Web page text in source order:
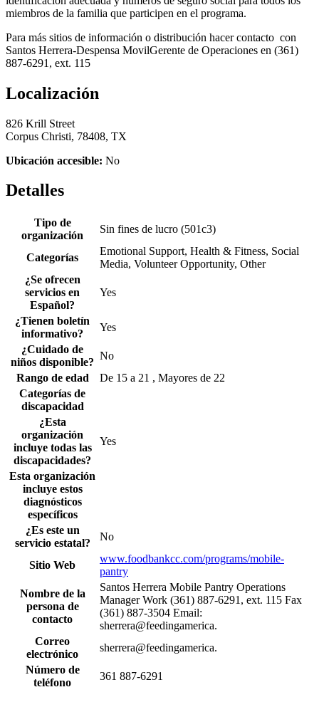
miembros de la familia que participen en el programa.
Para más sitios de información o distribución hacer contacto con
Santos Herrera-Despensa MovilGerente de Operaciones en (361)
887-6291, ext. 115
Localización
826 Krill Street
Corpus Christi, 78408, TX
Ubicación accesible: No
Detalles
Tipo de
organización
Sin fines de lucro (501c3)
Categorías
Emotional Support, Health & Fitness, Social
Media, Volunteer Opportunity, Other
¿Se ofrecen
servicios en
Español?
Yes
¿Tienen boletín
informativo?
Yes
¿Cuidado de
niños disponible?
No
Rango de edad
De 15 a 21 , Mayores de 22
Categorías de
discapacidad
¿Esta
organización
incluye todas las
discapacidades?
Yes
Esta organización
incluye estos
diagnósticos
específicos
¿Es este un
servicio estatal?
No
Sitio Web
www.foodbankcc.com/programs/mobile-
pantry
Nombre de la
persona de
contacto
Santos Herrera Mobile Pantry Operations
Manager Work (361) 887-6291, ext. 115 Fax
(361) 887-3504 Email:
sherrera@feedingamerica.
Correo
electrónico
sherrera@feedingamerica.
Número de
teléfono
361 887-6291